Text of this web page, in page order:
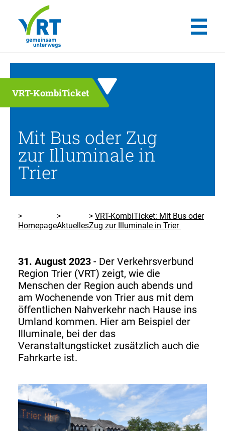
VRT-KombiTicket
Mit Bus oder Zug
zur Illuminale in
Trier
HomepageAktuelles
VRT-KombiTicket: Mit Bus oder
Zug zur Illuminale in Trier
31. August 2023 - Der Verkehrsverbund
Region Trier (VRT) zeigt, wie die
Menschen der Region auch abends und
am Wochenende von Trier aus mit dem
öffentlichen Nahverkehr nach Hause ins
Umland kommen. Hier am Beispiel der
Illuminale, bei der das
Veranstaltungsticket zusätzlich auch die
Fahrkarte ist.